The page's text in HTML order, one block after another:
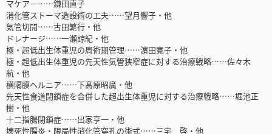
マケア―……鎌田直子
消化管ストーマ造設術の工夫……望月響子・他
気管切開……古田繁行・他
ドレナージ……一瀬諒紀・他
極・超低出生体重児の周術期管理……濵田寛子・他
極・超低出生体重児の先天性気管狭窄症に対する治療戦略……佐々木
航・他
横隔膜ヘルニア……下髙原昭廣・他
先天性食道閉鎖症を合併した超出生体重児に対する治療戦略……堀池正
樹・他
十二指腸閉鎖症……出家亨一・他
壊死性腸炎・限局性消化管穿孔の術式……三宅 啓・他